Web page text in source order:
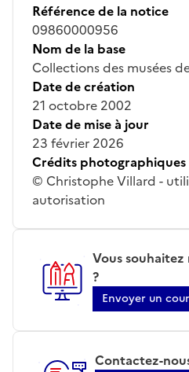
Référence de la notice
09860000956
Nom de la base
Collections des musées
Date de création
21 octobre 2002
Date de mise à jour
23 février 2026
Crédits photographiques
© Christophe Villard -
autorisation
Vous
?
Envoyer un
Contactez-